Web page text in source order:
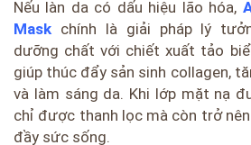
Nếu làn da có dấu hiệu lão hóa,
Mask chính là giải pháp lý
dưỡng chất với chiết xuất tảo
giúp thúc đẩy sản sinh collagen,
và làm sáng da. Khi lớp mặt nạ
chỉ được thanh lọc mà còn trở
đầy sức sống.